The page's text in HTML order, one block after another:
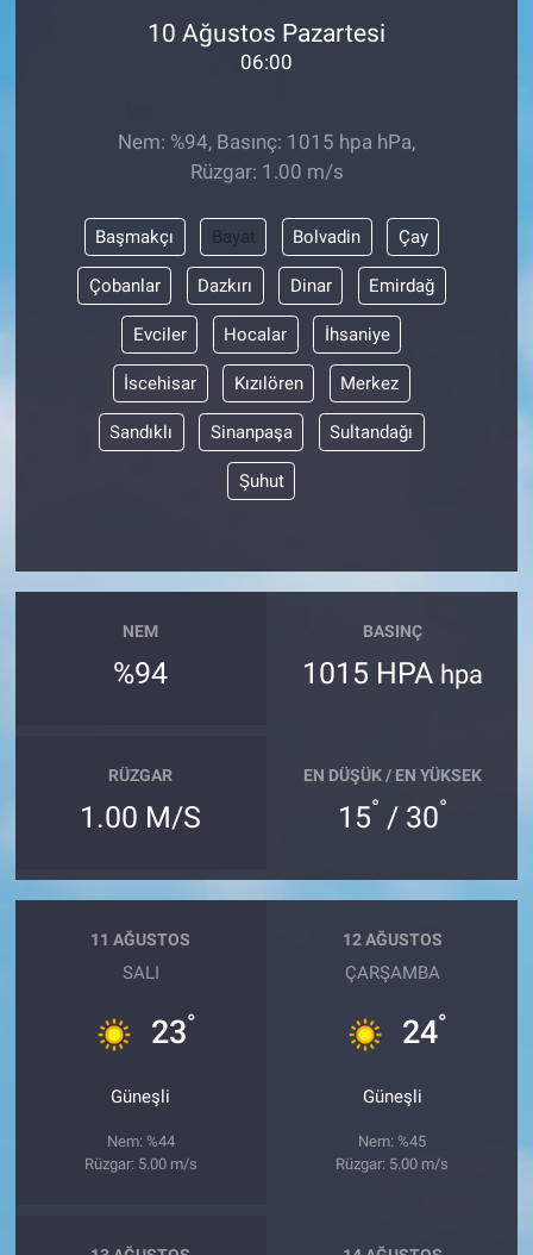
10 Ağustos Pazartesi
06:00
Nem: %94, Basınç: 1015 hpa hPa,
Rüzgar: 1.00 m/s
Başmakçı Bayat Bolvadin Çay
Çobanlar Dazkırı Dinar Emirdağ
Evciler Hocalar İhsaniye
İscehisar Kızılören Merkez
Sandıklı Sinanpaşa Sultandağı
Şuhut
NEM
%94
BASINÇ
1015 HPA hpa
RÜZGAR
1.00 M/S
EN DÜŞÜK / EN YÜKSEK
15° / 30°
11 AĞUSTOS
SALI
23°
Güneşli
Nem: %44
Rüzgar: 5.00 m/s
12 AĞUSTOS
ÇARŞAMBA
24°
Güneşli
Nem: %45
Rüzgar: 5.00 m/s